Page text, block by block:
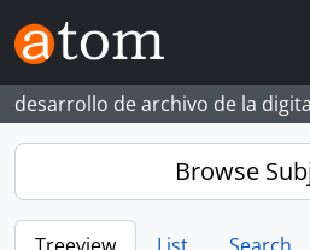
Skip to main content
desarrollo de archivo de la
Browse